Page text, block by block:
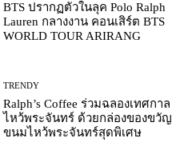
BTS ปรากฏตัวในลุค Polo Ralph
Lauren กลางงาน คอนเสิร์ต BTS
WORLD TOUR ARIRANG
TRENDY
Ralph’s Coffee ร่วมฉลองเทศกาล
ไหว้พระจันทร์ ด้วยกล่องของขวัญ
ขนมไหว้พระจันทร์สุดพิเศษ